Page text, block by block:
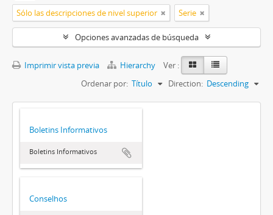
Sólo las descripciones de nivel superior Serie
Opciones avanzadas de búsqueda
Imprimir vista previa Hierarchy
Ver :
Ordenar por: Título Direction: Descending
Boletins Informativos
Boletins Informativos
Conselhos